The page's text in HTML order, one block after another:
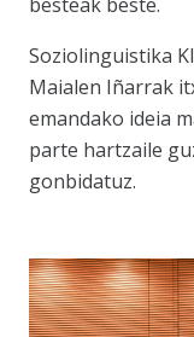
Soziolinguistika
Maialen Iñarrak
emandako ideia
parte hartzaile
gonbidatuz.